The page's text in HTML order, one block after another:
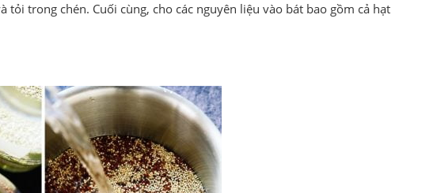
trong chén. Cuối cùng, cho các nguyên liệu vào bát bao gồm cả hạt